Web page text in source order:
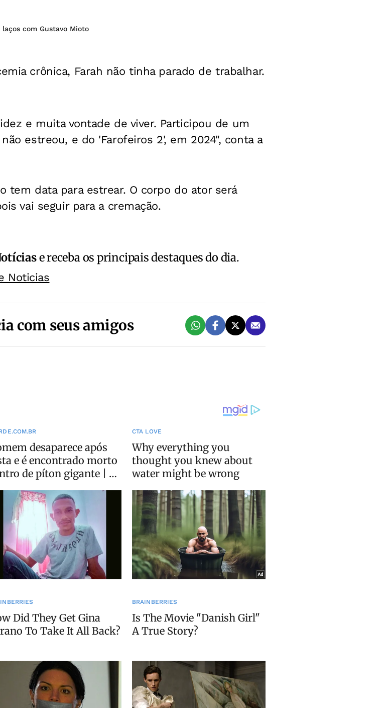
com Gustavo Mioto
crônica, Farah não tinha parado de trabalhar.
e muita vontade de viver. Participou de um
estreou, e do 'Farofeiros 2', em 2024", conta a
tem data para estrear. O corpo do ator será
vai seguir para a cremação.
e receba os principais destaques do dia.
Noticias
com seus amigos